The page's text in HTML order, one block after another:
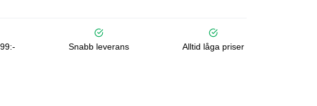
Snabb leverans Alltid låga priser